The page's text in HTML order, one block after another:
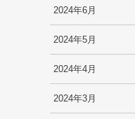
2024年6月
2024年5月
2024年4月
2024年3月